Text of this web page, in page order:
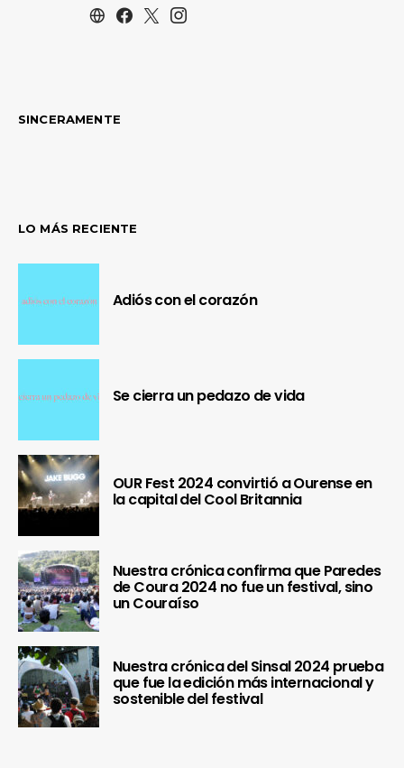
SINCERAMENTE
LO MÁS RECIENTE
Adiós con el corazón
Se cierra un pedazo de vida
OUR Fest 2024 convirtió a Ourense en
la capital del Cool Britannia
Nuestra crónica confirma que Paredes
de Coura 2024 no fue un festival, sino
un Couraíso
Nuestra crónica del Sinsal 2024 prueba
que fue la edición más internacional y
sostenible del festival